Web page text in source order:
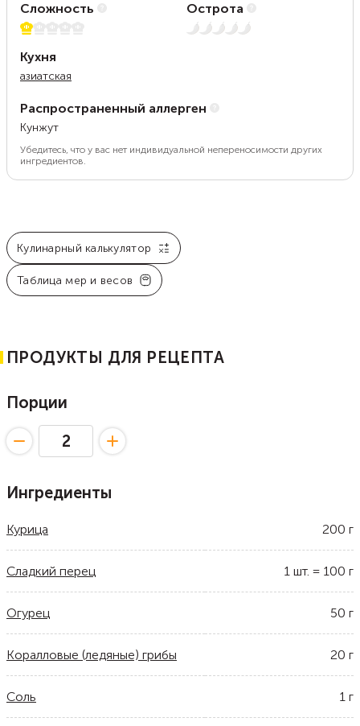
Сложность
1 из 5
Острота
Нет остроты
Кухня
азиатская
Распространенный аллерген
Кунжут
Убедитесь, что у вас нет индивидуальной непереносимости других
ингредиентов.
Кулинарный калькулятор
Таблица мер и весов
ПРОДУКТЫ ДЛЯ РЕЦЕПТА
Порции
Ингредиенты
Курица 200 г
Сладкий перец 1 шт. = 100 г
Огурец 50 г
Коралловые (ледяные) грибы 20 г
Соль 1 г